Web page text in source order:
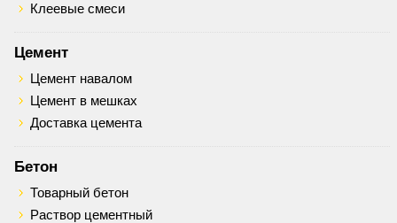
Клеевые смеси
Цемент
Цемент навалом
Цемент в мешках
Доставка цемента
Бетон
Товарный бетон
Раствор цементный